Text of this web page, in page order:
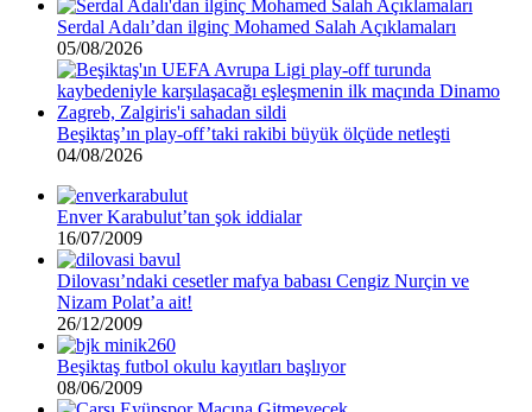
Serdal Adalı’dan ilginç Mohamed Salah Açıklamaları
05/08/2026
Beşiktaş’ın play-off’taki rakibi büyük ölçüde netleşti
04/08/2026
Enver Karabulut’tan şok iddialar
16/07/2009
Dilovası’ndaki cesetler mafya babası Cengiz Nurçin ve
Nizam Polat’a ait!
26/12/2009
Beşiktaş futbol okulu kayıtları başlıyor
08/06/2009